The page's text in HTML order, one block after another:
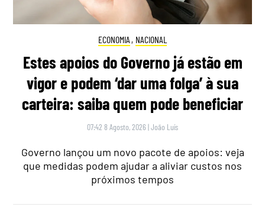
ECONOMIA , NACIONAL
Estes apoios do Governo já estão em
vigor e podem ‘dar uma folga’ à sua
carteira: saiba quem pode beneficiar
07:42 8 Agosto, 2026 |João Luís
Governo lançou um novo pacote de apoios: veja
que medidas podem ajudar a aliviar custos nos
próximos tempos